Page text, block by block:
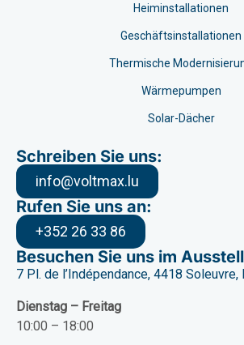
Heiminstallationen
Geschäftsinstallationen
Thermische
Wärmepumpen
Solar-Dächer
Schreiben Sie uns:
info@voltmax.lu
Rufen Sie uns an:
+352 26 33 86
Besuchen Sie uns im
7 Pl. de l’Indépendance, 4418 Soleuvre,
Dienstag – Freitag
10:00 – 18:00